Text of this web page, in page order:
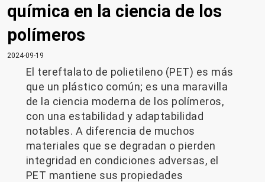
química en la ciencia de los
polímeros
2024-09-19
El tereftalato de polietileno (PET) es más
que un plástico común; es una maravilla
de la ciencia moderna de los polímeros,
con una estabilidad y adaptabilidad
notables. A diferencia de muchos
materiales que se degradan o pierden
integridad en condiciones adversas, el
PET mantiene sus propiedades